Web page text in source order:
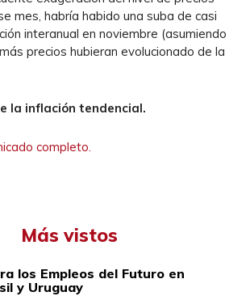
mes, habría habido una suba de casi
interanual en noviembre (asumiendo
precios hubieran evolucionado de la
la inflación tendencial.
completo.
Más vistos
los Empleos del Futuro en
y Uruguay